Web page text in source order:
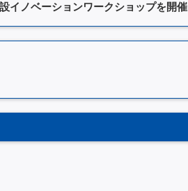
イノベーションワークショップを開催